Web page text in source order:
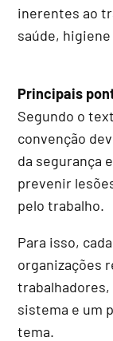
inerentes ao
saúde,
Principais
Segundo o
convenção
da segurança
prevenir
pelo trabalho.
Para isso,
organizações
sistema e um
tema.